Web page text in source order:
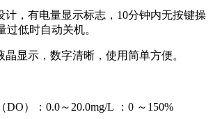
计，有电量显示标志，10分钟内无按键操
过低时自动关机。
显示，数字清晰，使用简单方便。
DO）：0.0～20.0mg/L ：0 ～150%